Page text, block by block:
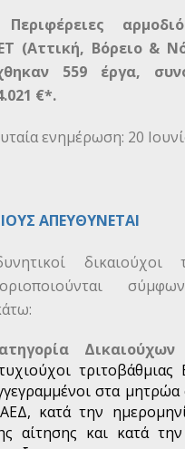
Περιφέρειες
(Αττική, Βόρειο &
559 έργα,
€*.
ενημέρωση: 20
ΑΠΕΥΘΥΝΕΤΑΙ
δικαιούχοι
τριτοβάθμιας
στα
κατά την
αίτησης και κατά